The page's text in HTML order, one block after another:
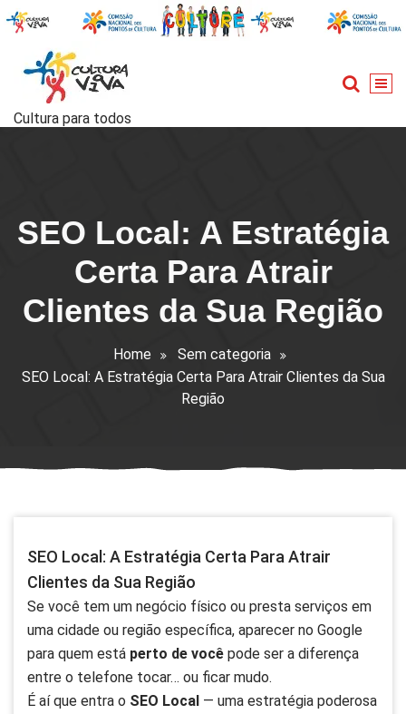
Skip
to
content
Cultura para todos
SEO Local: A Estratégia
Certa Para Atrair
Clientes da Sua Região
Home
Sem categoria
SEO Local: A Estratégia Certa Para Atrair Clientes da Sua
Região
SEO Local: A Estratégia Certa Para Atrair
Clientes da Sua Região
Se você tem um negócio físico ou presta serviços em
uma cidade ou região específica, aparecer no Google
para quem está perto de você pode ser a diferença
entre o telefone tocar… ou ficar mudo.
É aí que entra o SEO Local — uma estratégia poderosa